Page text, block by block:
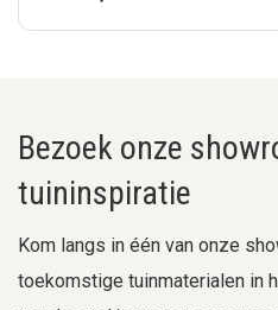
Bezoek onze
tuininspiratie
Kom langs in één van onze
toekomstige tuinmaterialen in